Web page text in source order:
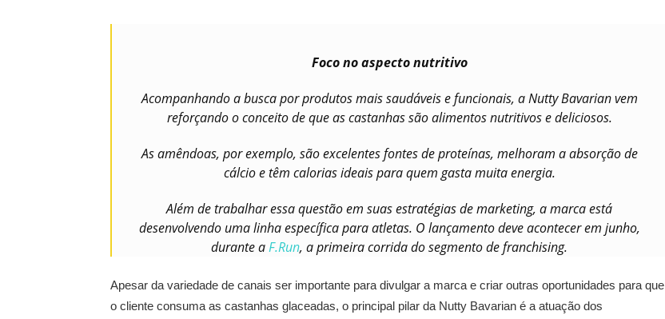
Foco no aspecto nutritivo
Acompanhando a busca por produtos mais saudáveis e funcionais, a Nutty Bavarian vem
reforçando o conceito de que as castanhas são alimentos nutritivos e deliciosos.
As amêndoas, por exemplo, são excelentes fontes de proteínas, melhoram a absorção de
cálcio e têm calorias ideais para quem gasta muita energia.
Além de trabalhar essa questão em suas estratégias de marketing, a marca está
desenvolvendo uma linha específica para atletas. O lançamento deve acontecer em junho,
durante aF.Run, a primeira corrida do segmento de franchising.
Apesar da variedade de canais ser importante para divulgar a marca e criar outras oportunidades para que
o cliente consuma as castanhas glaceadas, o principal pilar da Nutty Bavarian é a atuação dos